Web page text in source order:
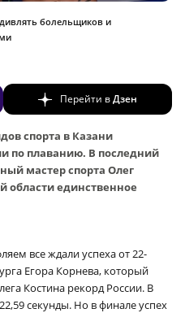
болельщиков и
Перейти вДзен
спорта в Казани
по плаванию. В последний
мастер спорта Олег
области единственное
все ждали успеха от 22-
Егора Корнева, который
Костина рекорд России. В
секунды. Но в финале успех